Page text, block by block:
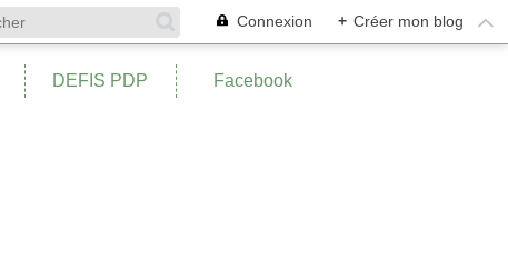
Connexion + Créer mon blog
DEFIS PDP Facebook